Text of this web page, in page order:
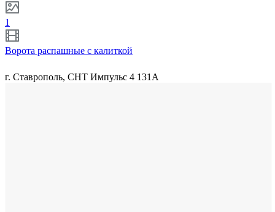
1
Ворота распашные с калиткой
г. Ставрополь, СНТ Импульс 4 131А